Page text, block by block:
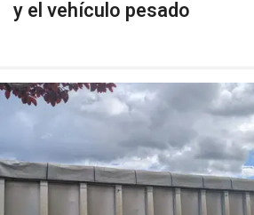
y el vehículo pesado